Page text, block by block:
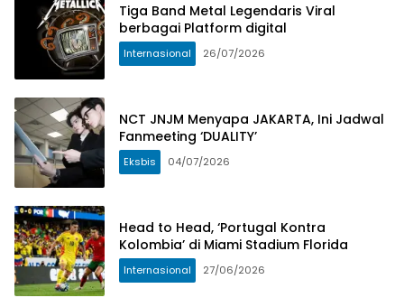
Tiga Band Metal Legendaris Viral
berbagai Platform digital
Internasional 26/07/2026
NCT JNJM Menyapa JAKARTA, Ini Jadwal
Fanmeeting ‘DUALITY’
Eksbis 04/07/2026
Head to Head, ‘Portugal Kontra
Kolombia’ di Miami Stadium Florida
Internasional 27/06/2026